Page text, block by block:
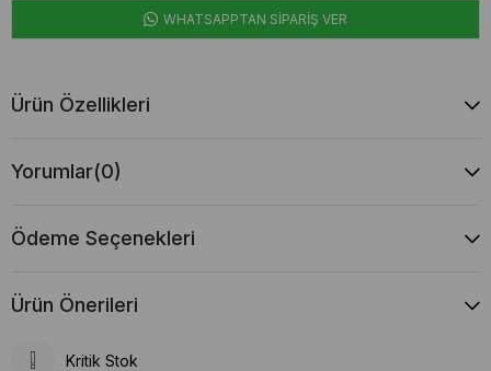
WHATSAPPTAN SİPARİŞ VER
Ürün Özellikleri
Yorumlar(0)
Ödeme Seçenekleri
Ürün Önerileri
Kritik Stok